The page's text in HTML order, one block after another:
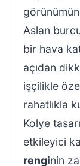
Aslan
bir hava
açıdan
işçilikle
rahatlıkla
Kolye
etkileyici
renginin